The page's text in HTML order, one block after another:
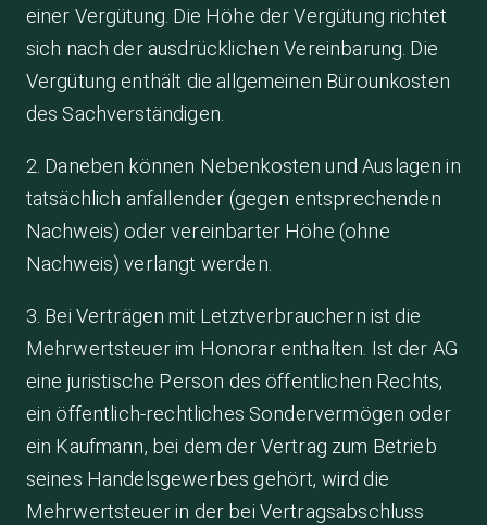
einer Vergütung. Die Höhe der Vergütung richtet
sich nach der ausdrücklichen Vereinbarung. Die
Vergütung enthält die allgemeinen Bürounkosten
des Sachverständigen.
2. Daneben können Nebenkosten und Auslagen in
tatsächlich anfallender (gegen entsprechenden
Nachweis) oder vereinbarter Höhe (ohne
Nachweis) verlangt werden.
3. Bei Verträgen mit Letztverbrauchern ist die
Mehrwertsteuer im Honorar enthalten. Ist der AG
eine juristische Person des öffentlichen Rechts,
ein öffentlich-rechtliches Sondervermögen oder
ein Kaufmann, bei dem der Vertrag zum Betrieb
seines Handelsgewerbes gehört, wird die
Mehrwertsteuer in der bei Vertragsabschluss